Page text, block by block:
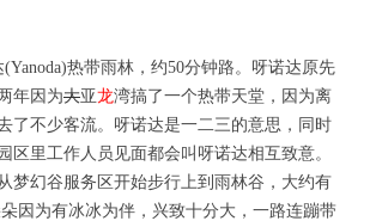
热带雨林，约50分钟路。呀诺达原先
年因为大亚龙湾搞了一个热带天堂，因为离
了不少客流。呀诺达是一二三的意思，同时
区里工作人员见面都会叫呀诺达相互致意。
梦幻谷服务区开始步行上到雨林谷，大约有
因为有冰冰为伴，兴致十分大，一路连蹦带